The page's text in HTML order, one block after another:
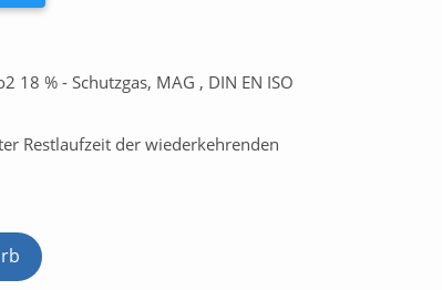
18 % - Schutzgas, MAG , DIN EN ISO
Restlaufzeit der wiederkehrenden